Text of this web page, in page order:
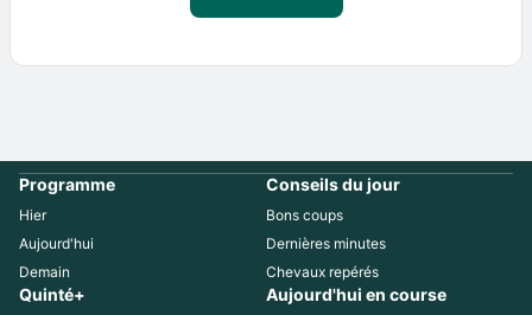
Programme
Hier
Aujourd'hui
Demain
Conseils du jour
Bons coups
Dernières minutes
Chevaux repérés
Quinté+ Aujourd'hui en course